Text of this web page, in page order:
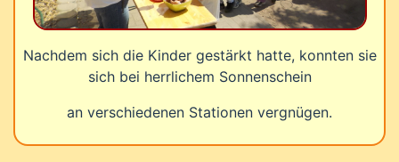
Nachdem sich die Kinder gestärkt hatte, konnten sie
sich bei herrlichem Sonnenschein
an verschiedenen Stationen vergnügen.